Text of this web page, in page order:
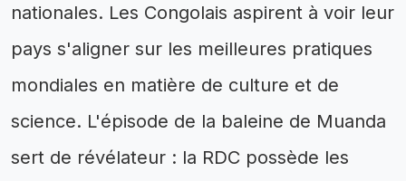
nationales. Les Congolais aspirent à voir leur
pays s'aligner sur les meilleures pratiques
mondiales en matière de culture et de
science. L'épisode de la baleine de Muanda
sert de révélateur : la RDC possède les